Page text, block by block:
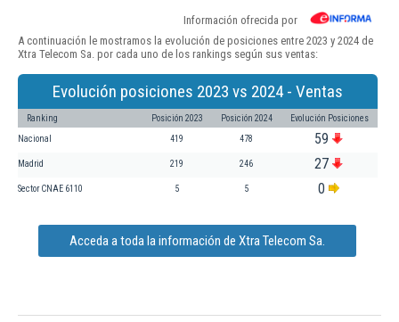
Información ofrecida por
A continuación le mostramos la evolución de posiciones entre 2023 y 2024 de
Xtra Telecom Sa. por cada uno de los rankings según sus ventas:
Evolución posiciones 2023 vs 2024 - Ventas
Ranking Posición 2023 Posición 2024 Evolución Posiciones
Nacional 419 478 59
Madrid 219 246 27
Sector CNAE 6110 5 5 0
Acceda a toda la información de Xtra Telecom Sa.